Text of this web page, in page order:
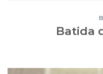
Batida